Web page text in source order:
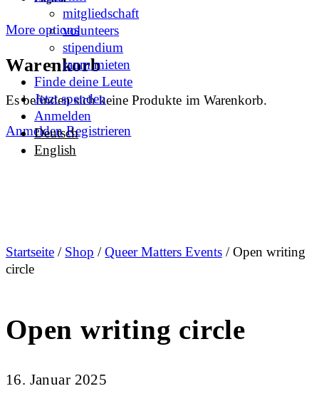
More options
Warenkorb
Es befinden sich keine Produkte im Warenkorb.
Anmelden Registrieren
mitgliedschaft
volunteers
stipendium
raum mieten
Finde deine Leute
Jetzt spenden
Anmelden
Deutsch
English
Startseite / Shop /Queer Matters Events/ Open writing
circle
Open writing circle
16. Januar 2025